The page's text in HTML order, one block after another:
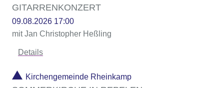
GITARRENKONZERT
09.08.2026 17:00
mit Jan Christopher Heßling
Details
Kirchengemeinde Rheinkamp